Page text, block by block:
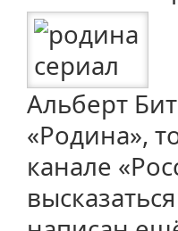
Альберт
«Родина»,
канале